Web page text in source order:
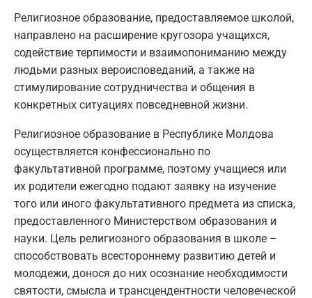
Религиозное образование, предоставляемое школой,
направлено на расширение кругозора учащихся,
содействие терпимости и взаимопониманию между
людьми разных вероисповеданий, а также на
стимулирование сотрудничества и общения в
конкретных ситуациях повседневной жизни.
Религиозное образование в Республике Молдова
осуществляется конфессионально по
факультативной программе, поэтому учащиеся или
их родители ежегодно подают заявку на изучение
того или иного факультативного предмета из списка,
предоставленного Министерством образования и
науки. Цель религиозного образования в школе –
способствовать всестороннему развитию детей и
молодежи, донося до них осознание необходимости
святости, смысла и трансцендентности человеческой